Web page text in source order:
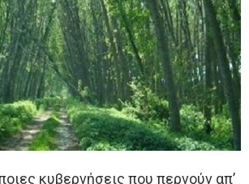
κυβερνήσεις που περνούν απ’